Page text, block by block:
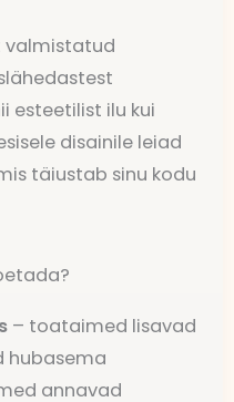
valmistatud
esteetilist ilu kui
disainile leiad
täiustab sinu kodu
– toataimed lisavad
hubasema
annavad